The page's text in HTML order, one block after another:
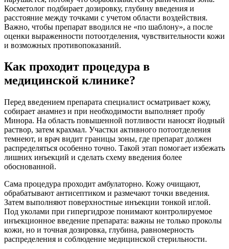
Косметолог подбирает дозировку, глубину введения и
расстояние между точками с учетом области воздействия.
Важно, чтобы препарат вводился не «по шаблону», а после
оценки выраженности потоотделения, чувствительности кожи
и возможных противопоказаний.
Как проходит процедура в
медицинской клинике?
Перед введением препарата специалист осматривает кожу,
собирает анамнез и при необходимости выполняет пробу
Минора. На область повышенной потливости наносят йодный
раствор, затем крахмал. Участки активного потоотделения
темнеют, и врач видит границы зоны, где препарат должен
распределяться особенно точно. Такой этап помогает избежать
лишних инъекций и сделать схему введения более
обоснованной.
Сама процедура проходит амбулаторно. Кожу очищают,
обрабатывают антисептиком и размечают точки введения.
Затем выполняют поверхностные инъекции тонкой иглой.
Под уколами при гипергидрозе понимают контролируемое
инъекционное введение препарата: важны не только проколы
кожи, но и точная дозировка, глубина, равномерность
распределения и соблюдение медицинской стерильности.